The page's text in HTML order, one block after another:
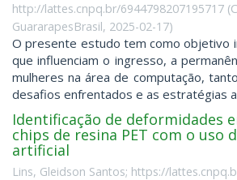
http://lattes.cnpq.br/6944798207195717 (
GuararapesBrasil, 2025-02-17)
O presente estudo tem como objetivo
que influenciam o ingresso, a
mulheres na área de computação,
desafios enfrentados e as estratégias
Identificação de deformidades
chips de resina PET com o uso
artificial
Lins, Gleidson Santos; https://